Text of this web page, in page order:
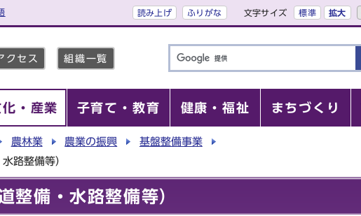
読み上げ ふりがな 文字サイズ 標準 拡大
クセス 組織一覧
・産業 子育て・教育 健康・福祉 まちづくり
農林業 農業の振興
基盤整備事業
路整備等）
整備・水路整備等）